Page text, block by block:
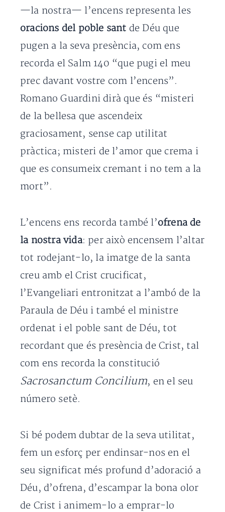
—la nostra— l’encens representa les
oracions del poble sant de Déu que
pugen a la seva presència, com ens
recorda el Salm 140 “que pugi el meu
prec davant vostre com l’encens”.
Romano Guardini dirà que és “misteri
de la bellesa que ascendeix
graciosament, sense cap utilitat
pràctica; misteri de l’amor que crema i
que es consumeix cremant i no tem a la
mort”.
L’encens ens recorda també l’ofrena de
la nostra vida: per això encensem l’altar
tot rodejant-lo, la imatge de la santa
creu amb el Crist crucificat,
l’Evangeliari entronitzat a l’ambó de la
Paraula de Déu i també el ministre
ordenat i el poble sant de Déu, tot
recordant que és presència de Crist, tal
com ens recorda la constitució
Sacrosanctum Concilium, en el seu
número setè.
Si bé podem dubtar de la seva utilitat,
fem un esforç per endinsar-nos en el
seu significat més profund d’adoració a
Déu, d’ofrena, d’escampar la bona olor
de Crist i animem-lo a emprar-lo